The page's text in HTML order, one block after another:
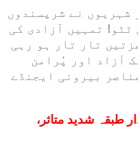
شہریوں نے شرپسندوں
ٹٹو! تمہیں آزادی کی
تار تار ہو رہی
آزاد اور پُرامن
بیرونی ایجنڈے
طبقہ شدید متاثر،